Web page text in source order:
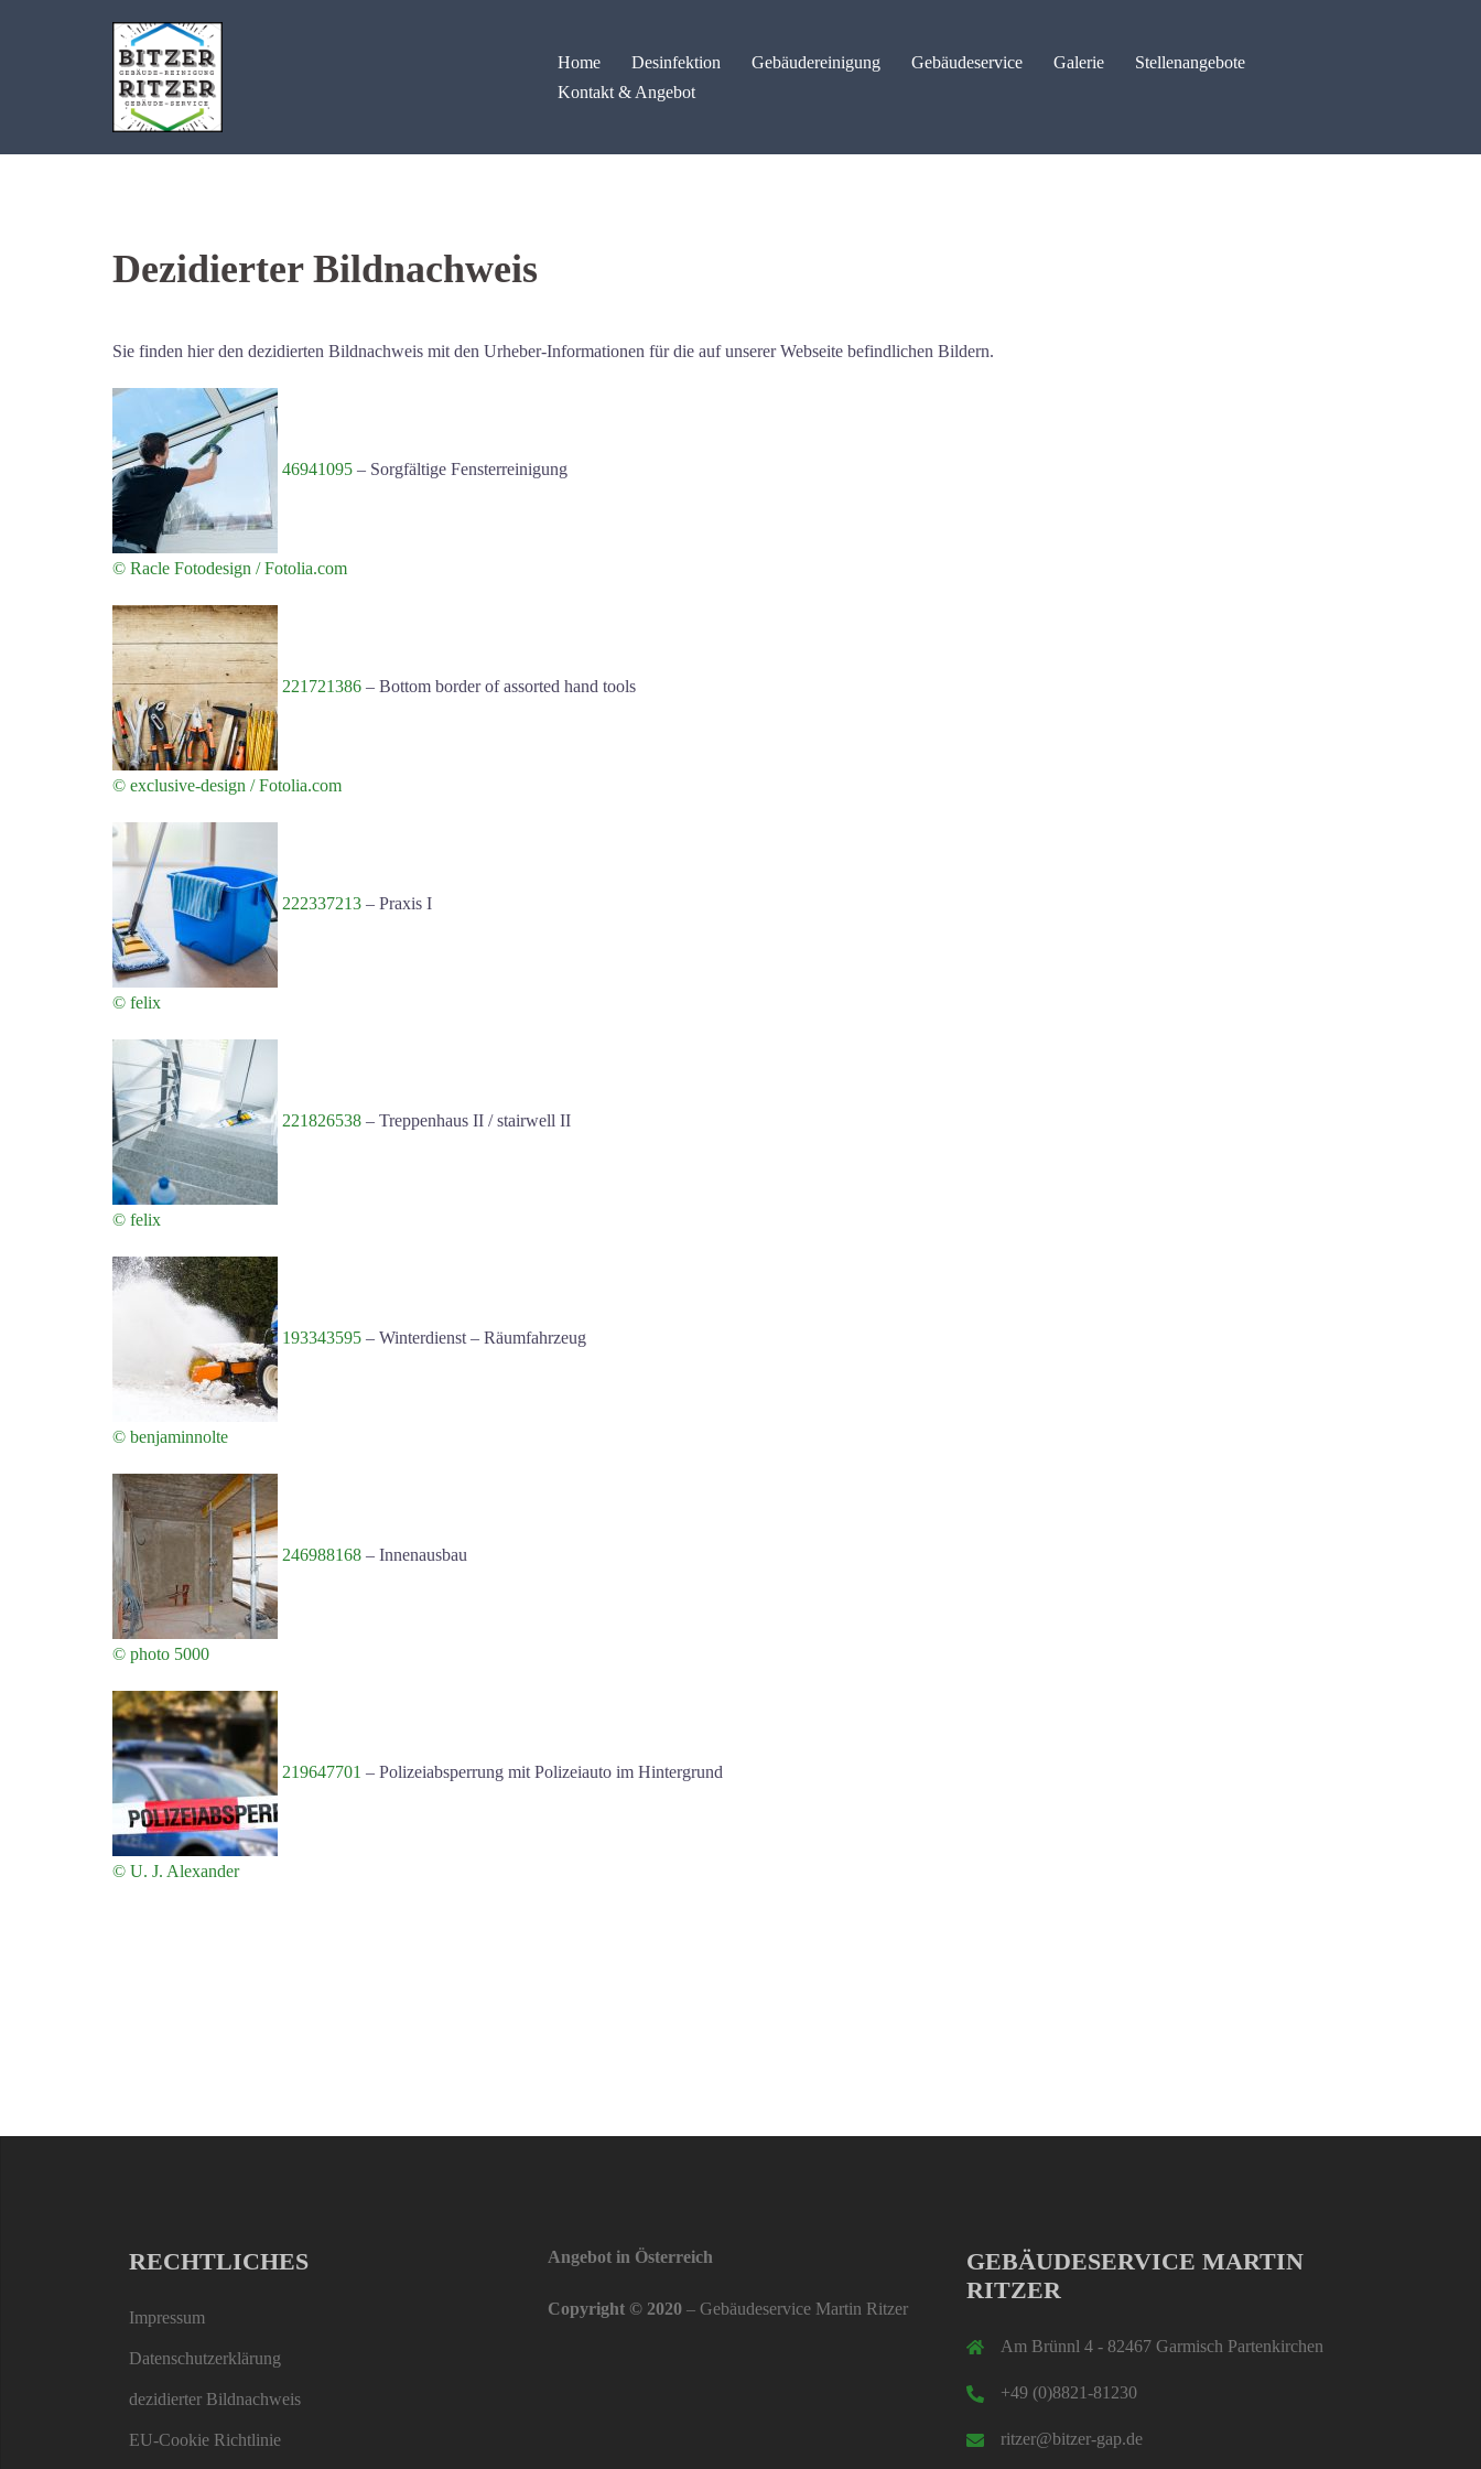
Home Desinfektion Gebäudereinigung Gebäudeservice Galerie
Stellenangebote
Kontakt & Angebot
Dezidierter Bildnachweis
Sie finden hier den dezidierten Bildnachweis mit den Urheber-Informationen für die auf unserer Webseite befindlichen Bildern.
46941095 – Sorgfältige Fensterreinigung
© Racle Fotodesign / Fotolia.com
221721386 – Bottom border of assorted hand tools
© exclusive-design / Fotolia.com
222337213 – Praxis I
© felix
221826538 – Treppenhaus II / stairwell II
© felix
193343595 – Winterdienst – Räumfahrzeug
© benjaminnolte
246988168 – Innenausbau
© photo 5000
219647701 – Polizeiabsperrung mit Polizeiauto im Hintergrund
© U. J. Alexander
RECHTLICHES
Impressum
Datenschutzerklärung
dezidierter Bildnachweis
EU-Cookie Richtlinie
Angebot in Österreich
Copyright © 2020 – Gebäudeservice Martin Ritzer
GEBÄUDESERVICE MARTIN
RITZER
Am Brünnl 4 - 82467 Garmisch Partenkirchen
+49 (0)8821-81230
ritzer@bitzer-gap.de